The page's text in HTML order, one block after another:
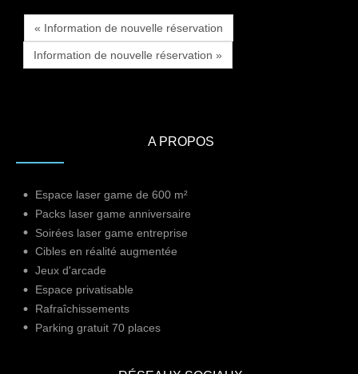
« Information de nouvelle réservation
Information de nouvelle réservation »
A PROPOS
Espace laser game de 600 m²
Packs laser game anniversaire
Soirées laser game entreprise
Cibles en réalité augmentée
Jeux d'arcade
Espace privatisable
Rafraîchissements
Parking gratuit 70 places